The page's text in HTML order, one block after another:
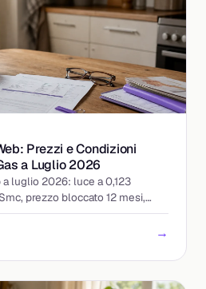
Prezzi e Condizioni
a Luglio 2026
luglio 2026: luce a 0,123
prezzo bloccato 12 mesi,
a chi conviene davvero.
→